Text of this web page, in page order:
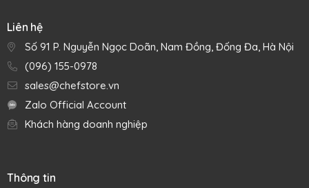
Liên hệ
Số 91 P. Nguyễn Ngọc Doãn, Nam Đồng, Đống Đa, Hà Nội
(096) 155-0978
sales@chefstore.vn
Zalo Official Account
Khách hàng doanh nghiệp
Thông tin